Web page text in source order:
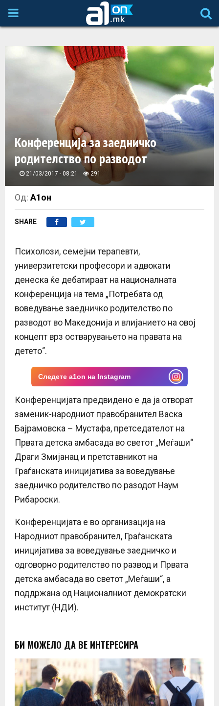
P
R
M
E
N
U
Конференција за заедничко
родителство по разводот
21/03/2017 - 08:21 291
Од:А1он
SHARE
Психолози, семејни терапевти,
универзитетски професори и адвокати
денеска ќе дебатираат на националната
конференција на тема „Потребата од
воведување заедничко родителство по
разводот во Македонија и влијанието на овој
концепт врз остварувањето на правата на
детето“.
Следете a1on на Instagram
Конференцијата предвидено е да ја отворат
заменик-народниот правобранител Васка
Бајрамовска – Мустафа, претседателот на
Првата детска амбасада во светот „Меѓаши“
Драги Змијанац и претставникот на
Граѓанската иницијатива за воведување
заедничко родителство по разодот Наум
Рибароски.
Конференцијата е во организација на
Народниот правобранител, Граѓанската
иницијатива за воведување заедничко и
одговорно родителство по развод и Првата
детска амбасада во светот „Меѓаши“, а
поддржана од Националниот демократски
институт (НДИ).
БИ МОЖЕЛО ДА ВЕ ИНТЕРЕСИРА